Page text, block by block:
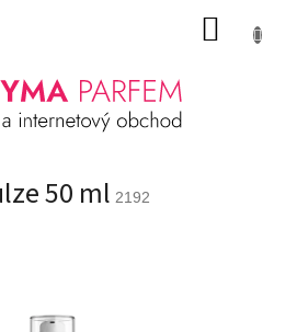
50 ml 2192